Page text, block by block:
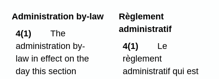
Administration by-law
4(1)
The
administration by-
law in effect on the
day this section
Règlement
administratif
4(1)
Le
règlement
administratif qui est